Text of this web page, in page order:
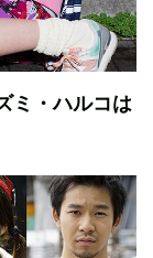
ミ・ハルコは